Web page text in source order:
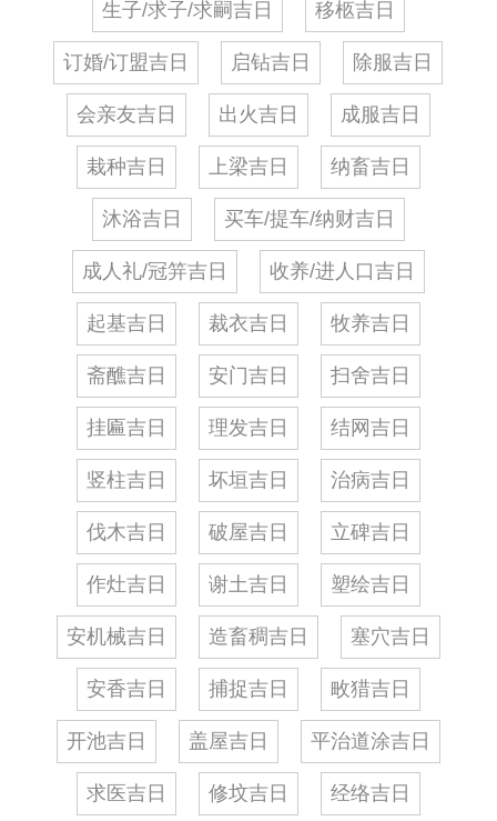
生子/求子/求嗣吉日 移柩吉日
订婚/订盟吉日 启钻吉日 除服吉日
会亲友吉日 出火吉日 成服吉日
栽种吉日 上梁吉日 纳畜吉日
沐浴吉日 买车/提车/纳财吉日
成人礼/冠笄吉日 收养/进人口吉日
起基吉日 裁衣吉日 牧养吉日
斋醮吉日 安门吉日 扫舍吉日
挂匾吉日 理发吉日 结网吉日
竖柱吉日 坏垣吉日 治病吉日
伐木吉日 破屋吉日 立碑吉日
作灶吉日 谢土吉日 塑绘吉日
安机械吉日 造畜稠吉日 塞穴吉日
安香吉日 捕捉吉日 畋猎吉日
开池吉日 盖屋吉日 平治道涂吉日
求医吉日 修坟吉日 经络吉日